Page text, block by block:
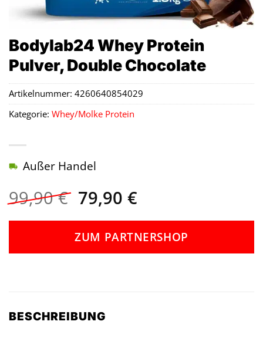
Bodylab24 Whey Protein
Pulver, Double Chocolate
99,90€ Ursprünglicher
Preis
war:
99,90 €
79,90 €Aktueller
ist:
79,90 €.
Außer Handel
ZUM PARTNERSHOP
Artikelnummer: 4260640854029
Kategorie: Whey/Molke Protein
BESCHREIBUNG